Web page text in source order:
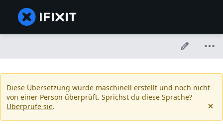
Diese Übersetzung wurde maschinell erstellt und noch nicht
von einer Person überprüft. Sprichst du diese Sprache?
Überprüfe sie.